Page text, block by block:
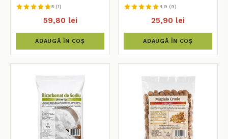
5 (1)
59,80 lei
ADAUGĂ ÎN COȘ
4.9 (9)
25,90 lei
ADAUGĂ ÎN COȘ